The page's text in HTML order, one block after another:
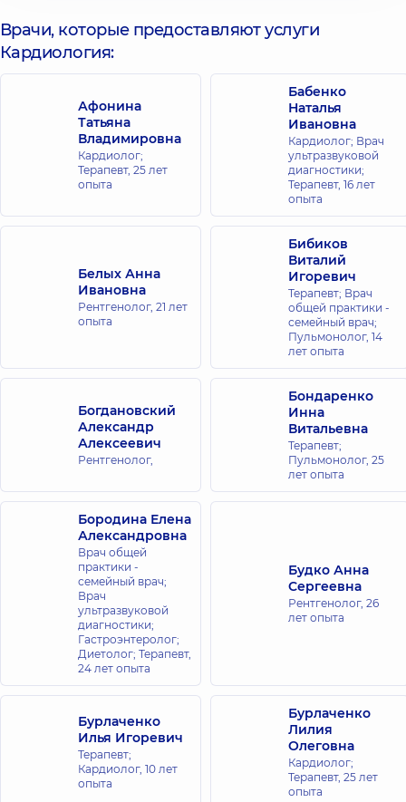
Комфорт Таун
ул.
Медицинский
Центр
«Добробут»
для всей
Коновальца
34-А, г. Киев
Медицинский
для всей
Олимпийской
ул.
Антоновича,
40, г. Киев
Медицинский
Центр
«Добробут» для
всей семьи в
ЖК
Новопечерские
Липки
ул. Андрея
Верхогляда,
16-А, г. Киев
Медицинский
Центр
«Добробут»
для всей
семьи на
Врачи, которые предоставляют услуги
Кардиология:
Афонина
Татьяна
Владимировна
Кардиолог;
Терапевт, 25 лет
опыта
Бабенко
Наталья
Ивановна
Кардиолог; Врач
ультразвуковой
диагностики;
Терапевт, 16 лет
опыта
Белых Анна
Ивановна
Рентгенолог, 21 лет
опыта
Бибиков
Виталий
Игоревич
Терапевт; Врач
общей практики -
семейный врач;
Пульмонолог, 14
лет опыта
Богдановский
Александр
Алексеевич
Рентгенолог,
Бондаренко
Инна
Витальевна
Терапевт;
Пульмонолог, 25
лет опыта
Бородина Елена
Александровна
Врач общей
практики -
семейный врач;
Врач
ультразвуковой
диагностики;
Гастроэнтеролог;
Диетолог; Терапевт,
24 лет опыта
Будко Анна
Сергеевна
Рентгенолог, 26
лет опыта
Бурлаченко
Илья Игоревич
Терапевт;
Кардиолог, 10 лет
опыта
Бурлаченко
Лилия
Олеговна
Кардиолог;
Терапевт, 25 лет
опыта